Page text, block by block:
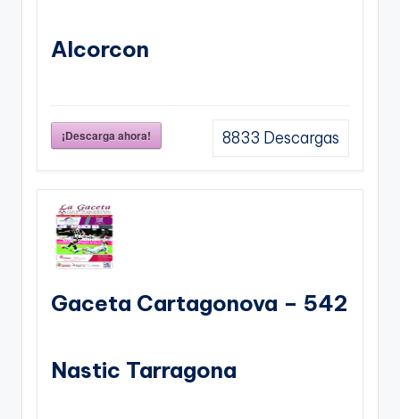
Alcorcon
¡Descarga ahora! 8833 Descargas
Gaceta Cartagonova – 542
Nastic Tarragona